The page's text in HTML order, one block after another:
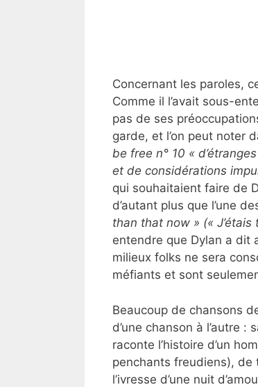
Concernant les paroles,
Comme il l’avait sous-
pas de ses
garde, et l’on peut noter
be free n° 10 «
et de considérations
qui souhaitaient faire de
d’autant plus que l’une
than that now » («
entendre que Dylan a dit
milieux folks ne sera
méfiants et sont
Beaucoup de chansons
d’une chanson à l’autre :
raconte l’histoire d’un
penchants freudiens), de
l’ivresse d’une nuit